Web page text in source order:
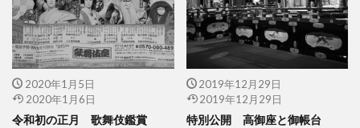
2020年1月5日
2020年1月6日
令和初の正月 歌舞伎鑑賞
2019年12月29日
2019年12月29日
特別公開 高御座と御帳台